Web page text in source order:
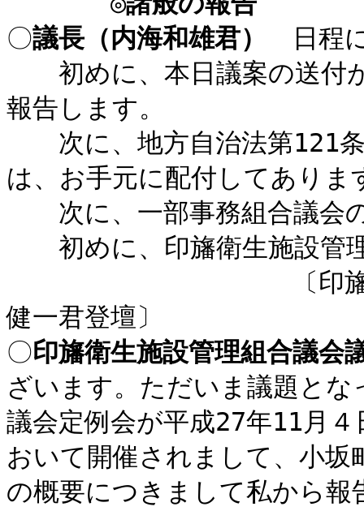
〇議長（内海和雄君）
日程
初めに、本日議案の送付
報告します。
次に、地方自治法第121条
は、お手元に配付してあり
次に、一部事務組合議会
初めに、印旛衛生施設管
〔印旛衛生施設
健一君登壇〕
〇印旛衛生施設管理組合議会
ざいます。ただいま議題と
議会定例会が平成27年11月
おいて開催されまして、小
の概要につきまして私から報